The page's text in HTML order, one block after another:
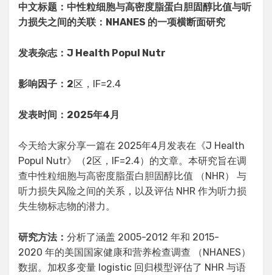
中文标题：中性粒细胞与高密度脂蛋白胆固醇比值与听
力损失之间的关联：NHANES 的一项横断面研究
发表杂志：J Health Popul Nutr
影响因子：2区，IF=2.4
发表时间：2025年4月
今天给大家分享一篇在 2025年4月发表在《J Health
Popul Nutr》（2区，IF=2.4）的文章。本研究旨在调
查中性粒细胞与高密度脂蛋白胆固醇比值 （NHR） 与
听力损失风险之间的关系，以及评估 NHR 作为听力损
失生物标志物的潜力。
研究方法： 分析了涵盖 2005-2012 年和 2015-
2020 年的美国国家健康和营养检查调查 （NHANES）
数据。加权多变量 logistic 回归模型评估了 NHR 与语